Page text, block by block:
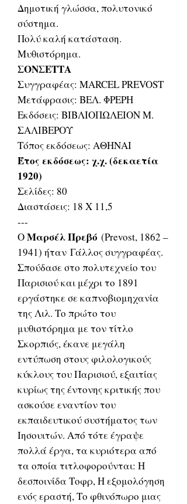
Δημοτική γλώσσα, πολυτονικό
σύστημα.
Πολύ καλή κατάσταση.
Μυθιστόρημα.
ΣΟΝΣΕΤΤΑ
Συγγραφέας: MARCEL PREVOST
Μετάφρασις: ΒΕΛ. ΦΡΕΡΗ
Εκδόσεις: ΒΙΒΛΙΟΠΩΛΕΙΟΝ Μ.
ΣΑΛΙΒΕΡΟΥ
Τόπος εκδόσεως: ΑΘΗΝΑΙ
Έτος εκδόσεως: χ.χ. (δεκαετία
1920)
Σελίδες: 80
Διαστάσεις: 18 Χ 11,5
---
ΟΜαρσέλ Πρεβό (Prevost, 1862 –
1941) ήταν Γάλλος συγγραφέας.
Σπούδασε στο πολυτεχνείο του
Παρισιού και μέχρι το 1891
εργάστηκε σε καπνοβιομηχανία
της Λιλ. Το πρώτο του
μυθιστόρημα με τον τίτλο
Σκορπιός, έκανε μεγάλη
εντύπωση στους φιλολογικούς
κύκλους του Παρισιού, εξαιτίας
κυρίως της έντονης κριτικής που
ασκούσε εναντίον του
εκπαιδευτικού συστήματος των
Ιησουιτών. Από τότε έγραψε
πολλά έργα, τα κυριότερα από
τα οποία τιτλοφορούνται: Η
δεσποινίδα Τοφρ, Η εξομολόγηση
ενός εραστή, Το φθινόπωρο μιας